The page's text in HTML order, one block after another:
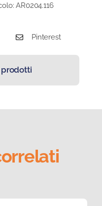
AR0204.116
Pinterest